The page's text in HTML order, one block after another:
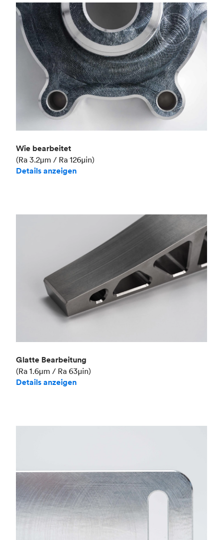
Branche Luft- und Raumfahrt
Wie bearbeitet
(Ra 3.2μm / Ra 126μin)
Details anzeigen
Glatte Bearbeitung
(Ra 1.6μm / Ra 63μin)
Details anzeigen